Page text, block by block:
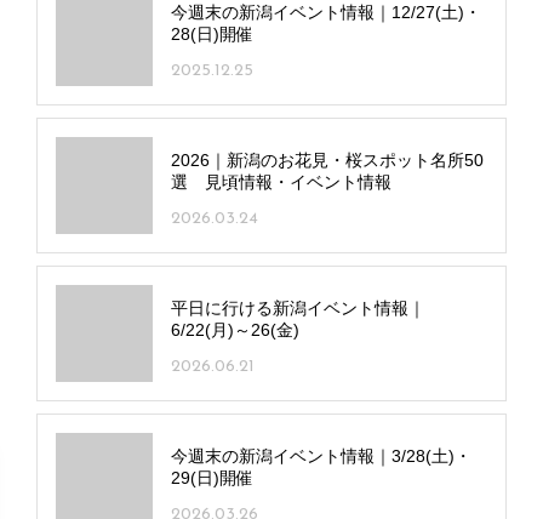
今週末の新潟イベント情報｜12/27(土)・
28(日)開催
2025.12.25
2026｜新潟のお花見・桜スポット名所50
選 見頃情報・イベント情報
2026.03.24
平日に行ける新潟イベント情報｜
6/22(月)～26(金)
2026.06.21
今週末の新潟イベント情報｜3/28(土)・
29(日)開催
2026.03.26